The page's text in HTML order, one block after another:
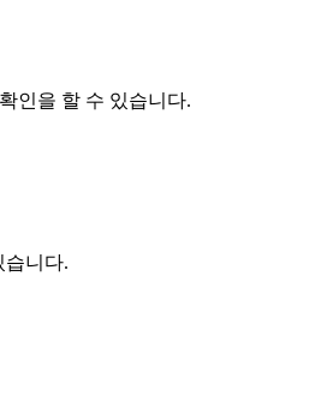
인을 할 수 있습니다.
습니다.